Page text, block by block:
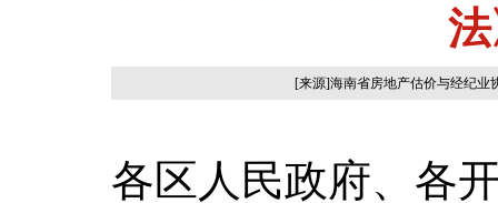
[来源]海南省房地产估价与经纪业
各区人民政府、各